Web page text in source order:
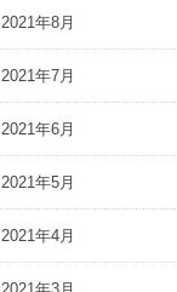
2021年8月
2021年7月
2021年6月
2021年5月
2021年4月